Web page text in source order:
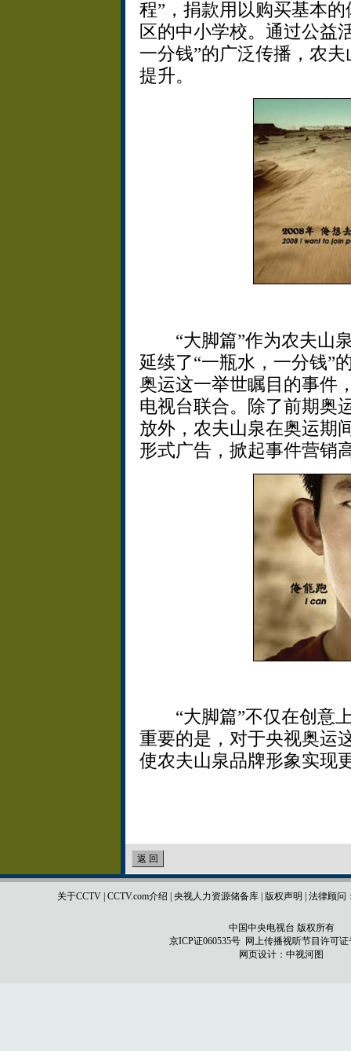
程”，捐款用以购买基本
区的中小学校。通过公益
一分钱”的广泛传播，农
提升。
“大脚篇”作为农夫山泉
延续了“一瓶水，一分钱”
奥运这一举世瞩目的事件
电视台联合。除了前期奥
放外，农夫山泉在奥运期
形式广告，掀起事件营销
“大脚篇”不仅在创意上
重要的是，对于央视奥运
使农夫山泉品牌形象实现
关于CCTV| CCTV.com介绍 央视人力资源储备库| 版权声明 法律顾问
中国中央电视台 版权所有
京ICP证060535号 网上传播视听节目许可证
网页设计： 中视河图